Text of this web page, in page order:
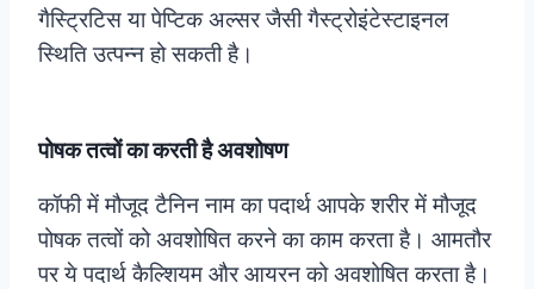
गैस्ट्रिटिस या पेप्टिक अल्सर जैसी गैस्ट्रोइंटेस्टाइनल
स्थिति उत्पन्न हो सकती है।
पोषक तत्वों का करती है अवशोषण
कॉफी में मौजूद टैनिन नाम का पदार्थ आपके शरीर में मौजूद
पोषक तत्वों को अवशोषित करने का काम करता है। आमतौर
पर ये पदार्थ कैल्शियम और आयरन को अवशोषित करता है।